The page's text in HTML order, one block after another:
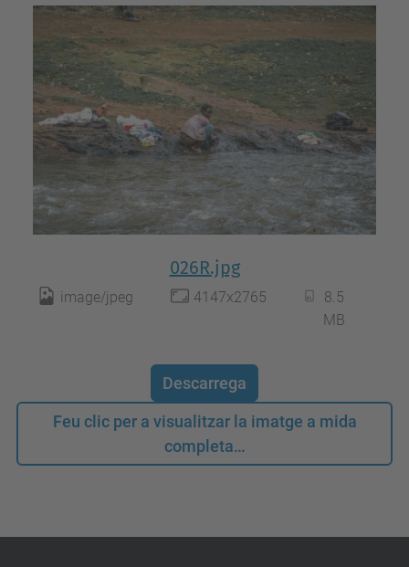
026R.jpg
image/jpeg 4147x2765
8.5
MB
Descarrega
Feu clic per a visualitzar la imatge a mida
completa…